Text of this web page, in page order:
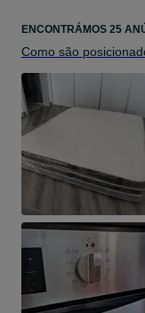
ENCONTRÁMOS 25
Como são